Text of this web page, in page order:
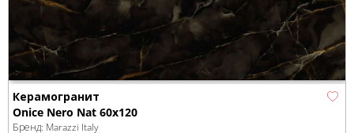
Керамогранит
Onice Nero Nat 60x120
Бренд: Marazzi Italy